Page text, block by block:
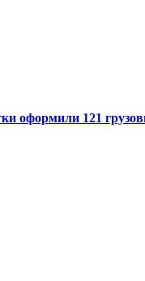
оформили 121